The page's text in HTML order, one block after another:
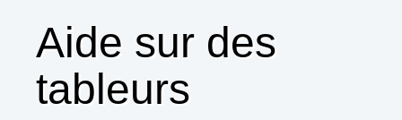
Aide sur des
tableurs